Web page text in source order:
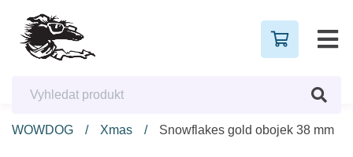
WOWDOG Xmas Snowflakes gold obojek 38 mm